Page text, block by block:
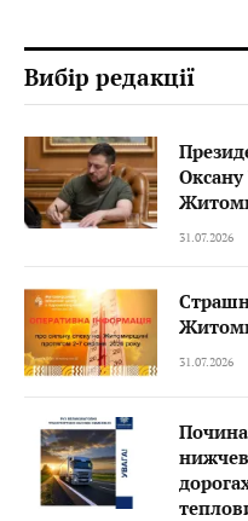
Вибір редакції
31.07.2026
31.07.2026